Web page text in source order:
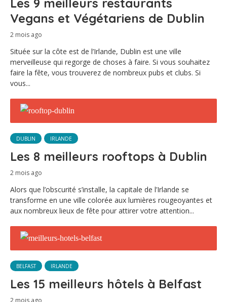
Les 9 meilleurs restaurants
Vegans et Végétariens de Dublin
2 mois ago
Située sur la côte est de l’Irlande, Dublin est une ville
merveilleuse qui regorge de choses à faire. Si vous souhaitez
faire la fête, vous trouverez de nombreux pubs et clubs. Si
vous...
DUBLIN IRLANDE
Les 8 meilleurs rooftops à Dublin
2 mois ago
Alors que l’obscurité s’installe, la capitale de l’Irlande se
transforme en une ville colorée aux lumières rougeoyantes et
aux nombreux lieux de fête pour attirer votre attention...
BELFAST IRLANDE
Les 15 meilleurs hôtels à Belfast
2 mois ago